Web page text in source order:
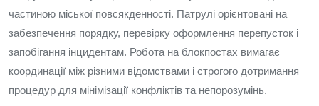
частиною міської повсякденності. Патрулі орієнтовані на
забезпечення порядку, перевірку оформлення перепусток і
запобігання інцидентам. Робота на блокпостах вимагає
координації між різними відомствами і строгого дотримання
процедур для мінімізації конфліктів та непорозумінь.